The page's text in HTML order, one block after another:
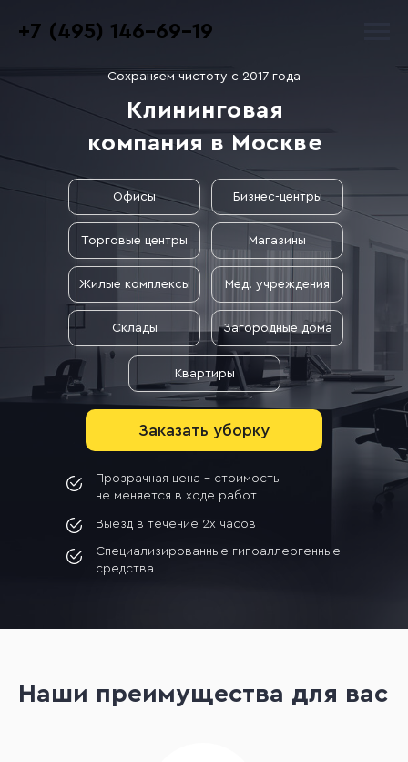
+7 (495) 146-69-19
Клининговая
компания в Москве
Сохраняем чистоту с 2017 года
Заказать уборку
Квартиры
Офисы Бизнес-центры
Торговые центры
Жилые комплексы
Магазины
Мед. учреждения
Склады Загородные дома
Прозрачная цена - стоимость
не меняется в ходе работ
Выезд в течение 2х часов
Специализированные гипоаллергенные
средства
Наши преимущества для вас